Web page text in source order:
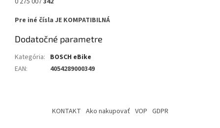
Pre iné čísla JE KOMPATIBILNÁ
Dodatočné parametre
Kategória: BOSCH eBike
EAN: 4054289000349
KONTAKT Ako nakupovať VOP GDPR